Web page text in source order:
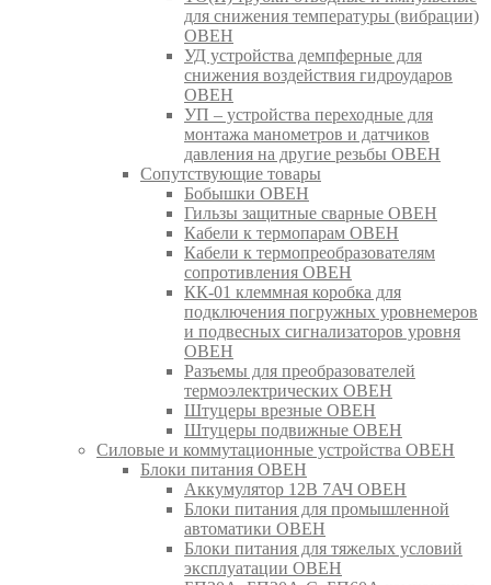
для снижения температуры (вибрации)
ОВЕН
УД устройства демпферные для
снижения воздействия гидроударов
ОВЕН
УП – устройства переходные для
монтажа манометров и датчиков
давления на другие резьбы ОВЕН
Сопутствующие товары
Бобышки ОВЕН
Гильзы защитные сварные ОВЕН
Кабели к термопарам ОВЕН
Кабели к термопреобразователям
сопротивления ОВЕН
КК-01 клеммная коробка для
подключения погружных уровнемеров
и подвесных сигнализаторов уровня
ОВЕН
Разъемы для преобразователей
термоэлектрических ОВЕН
Штуцеры врезные ОВЕН
Штуцеры подвижные ОВЕН
Силовые и коммутационные устройства ОВЕН
Блоки питания ОВЕН
Аккумулятор 12В 7АЧ ОВЕН
Блоки питания для промышленной
автоматики ОВЕН
Блоки питания для тяжелых условий
эксплуатации ОВЕН